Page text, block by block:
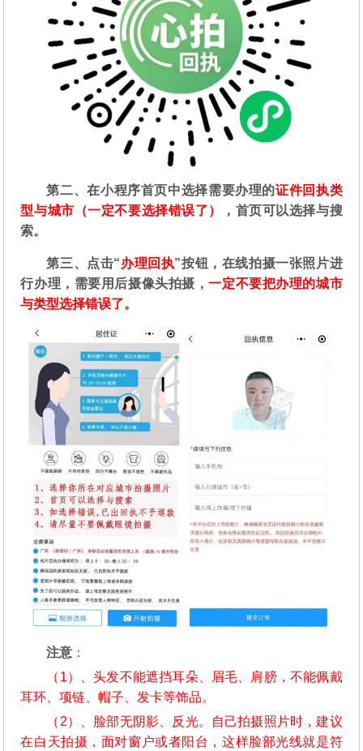
第二、在小程序首页中选择需要办理的证件回执类
型与城市（一定不要选择错误了）
，首页可以选择与搜
索。
第三、点击“办理回执”按钮，在线拍摄一张照片进
行办理，需要用后摄像头拍摄，一定不要把办理的城市
与类型选择错误了。
注意 ：
（1）、头发不能遮挡耳朵、眉毛、肩膀，不能佩戴
耳环、项链、帽子、发卡等饰品。
（2）、脸部无阴影、反光。自己拍摄照片时，建议
在白天拍摄，面对窗户或者阳台，这样脸部光线就是符